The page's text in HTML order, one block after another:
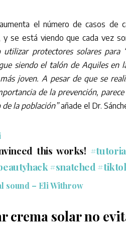
el número de casos de
y se está viendo que cada vez
utilizar protectores solares
siendo el talón de Aquiles en
joven. A pesar de que se
de la prevención,
de la población”añade el Dr.
this works!
#snatched
sound – Eli Withrow
crema solar no